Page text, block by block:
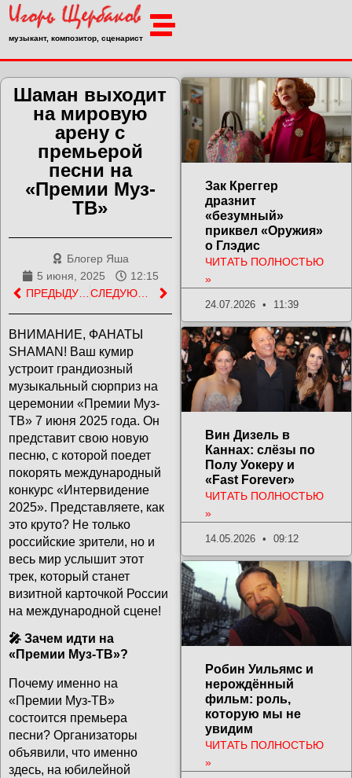
музыкант, композитор, сценарист
Шаман выходит
на мировую
арену с
премьерой
песни на
«Премии Муз-
ТВ»
Блогер Яша
5 июня, 2025
12:15
ВНИМАНИЕ, ФАНАТЫ
SHAMAN! Ваш кумир
устроит грандиозный
музыкальный сюрприз на
церемонии «Премии Муз-
ТВ» 7 июня 2025 года. Он
представит свою новую
песню, с которой поедет
покорять международный
конкурс «Интервидение
2025». Представляете, как
это круто? Не только
российские зрители, но и
весь мир услышит этот
трек, который станет
визитной карточкой России
на международной сцене!
🎤 Зачем идти на
«Премии Муз-ТВ»?
Почему именно на
«Премии Муз-ТВ»
состоится премьера
песни? Организаторы
объявили, что именно
здесь, на юбилейной
Зак Креггер
дразнит
«безумный»
приквел «Оружия»
о Глэдис
ЧИТАТЬ ПОЛНОСТЬЮ
»
24.07.2026 11:39
Вин Дизель в
Каннах: слёзы по
Полу Уокеру и
«Fast Forever»
ЧИТАТЬ ПОЛНОСТЬЮ
»
14.05.2026 09:12
Робин Уильямс и
нерождённый
фильм: роль,
которую мы не
увидим
ЧИТАТЬ ПОЛНОСТЬЮ
»